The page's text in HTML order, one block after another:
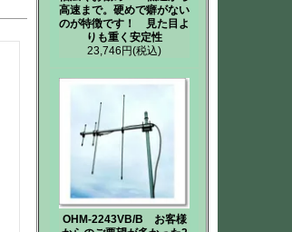
高速まで。硬めで癖がない
のが特徴です！ 見た目よ
りも重く安定性
23,746円(税込)
OHM-2243VB/B お客様